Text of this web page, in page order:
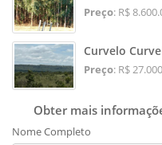
Preço: R$
Curvelo
Preço: R$
Obter mais
Nome Completo